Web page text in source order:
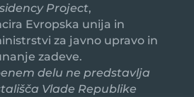
Project,
Evropska unija in
za javno upravo in
zadeve.
delu ne predstavlja
Vlade Republike